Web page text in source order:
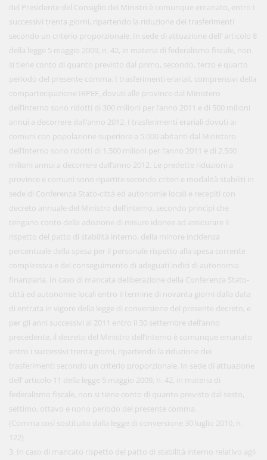
del Presidente del Consiglio dei Ministri è comunque emanato, entro i
successivi trenta giorni, ripartendo la riduzione dei trasferimenti
secondo un criterio proporzionale. In sede di attuazione dell’ articolo 8
della legge 5 maggio 2009, n. 42, in materia di federalismo fiscale, non
si tiene conto di quanto previsto dal primo, secondo, terzo e quarto
periodo del presente comma. I trasferimenti erariali, comprensivi della
compartecipazione IRPEF, dovuti alle province dal Ministero
dell’interno sono ridotti di 300 milioni per l’anno 2011 e di 500 milioni
annui a decorrere dall’anno 2012. I trasferimenti erariali dovuti ai
comuni con popolazione superiore a 5.000 abitanti dal Ministero
dell’interno sono ridotti di 1.500 milioni per l’anno 2011 e di 2.500
milioni annui a decorrere dall’anno 2012. Le predette riduzioni a
province e comuni sono ripartite secondo criteri e modalità stabiliti in
sede di Conferenza Stato-città ed autonomie locali e recepiti con
decreto annuale del Ministro dell’interno, secondo princìpi che
tengano conto della adozione di misure idonee ad assicurare il
rispetto del patto di stabilità interno, della minore incidenza
percentuale della spesa per il personale rispetto alla spesa corrente
complessiva e del conseguimento di adeguati indici di autonomia
finanziaria. In caso di mancata deliberazione della Conferenza Stato-
città ed autonomie locali entro il termine di novanta giorni dalla data
di entrata in vigore della legge di conversione del presente decreto, e
per gli anni successivi al 2011 entro il 30 settembre dell’anno
precedente, il decreto del Ministro dell’interno è comunque emanato
entro i successivi trenta giorni, ripartendo la riduzione dei
trasferimenti secondo un criterio proporzionale. In sede di attuazione
dell’ articolo 11 della legge 5 maggio 2009, n. 42, in materia di
federalismo fiscale, non si tiene conto di quanto previsto dal sesto,
settimo, ottavo e nono periodo del presente comma.
(Comma così sostituito dalla legge di conversione 30 luglio 2010, n.
122)
3. In caso di mancato rispetto del patto di stabilità interno relativo agli